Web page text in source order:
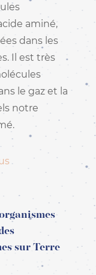
aminé,
dans les
Il est très
le gaz et la
notre
sur Terre